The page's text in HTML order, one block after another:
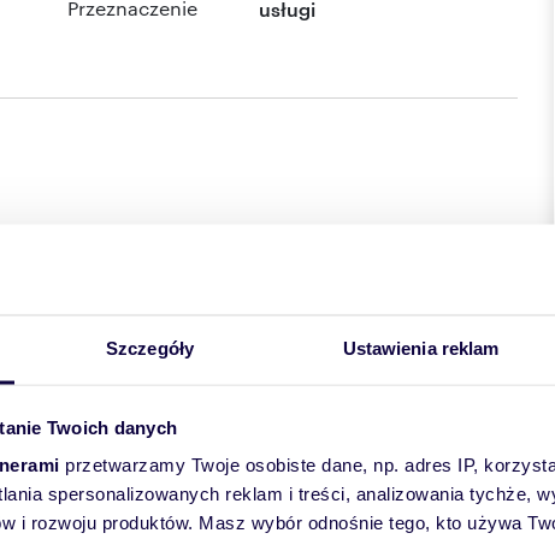
Szczegóły Ustawienia reklam
Twoich danych
przetwarzamy Twoje osobiste dane, np. adres IP,
spersonalizowanych reklam i treści, analizowania tychże,
i rozwoju produktów. Masz wybór odnośnie tego, kto używa
Przeznaczenie usługi